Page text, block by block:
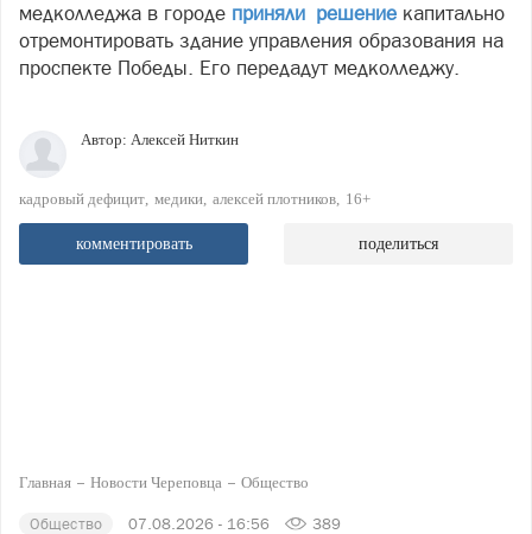
медколледжа в городе приняли решение капитально
отремонтировать здание управления образования на
проспекте Победы. Его передадут медколледжу.
Автор: Алексей Ниткин
кадровый дефицит медики алексей плотников 16+
комментировать поделиться
Главная Новости Череповца Общество
Общество 07.08.2026 - 16:56 389